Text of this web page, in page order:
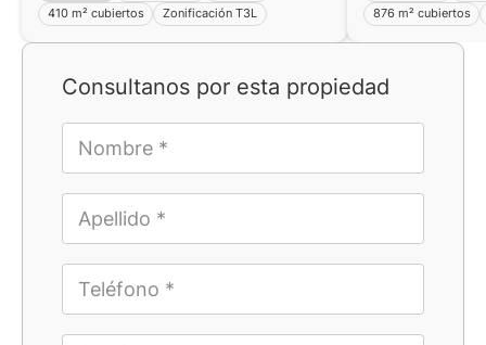
Consultanos por esta propiedad
410 m² cubiertos
Zonificación T3L
876 m² cubiertos